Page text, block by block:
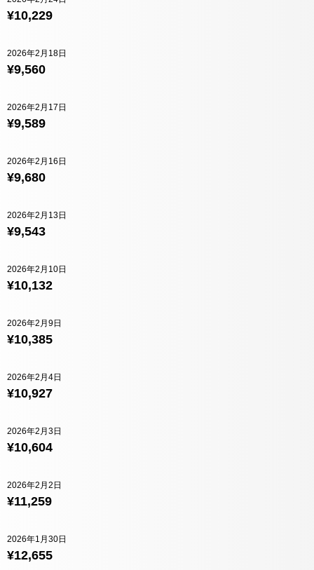
¥10,229
¥9,560
2026年2月18日
¥9,589
2026年2月17日
¥9,680
2026年2月16日
¥9,543
2026年2月13日
¥10,132
2026年2月10日
¥10,385
2026年2月9日
¥10,927
2026年2月4日
¥10,604
2026年2月3日
¥11,259
2026年2月2日
¥12,655
2026年1月30日